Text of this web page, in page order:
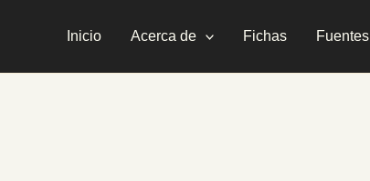
Inicio Acerca de Fichas Fuentes